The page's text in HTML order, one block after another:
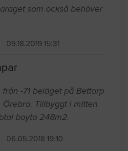
som också behöver
09.18.2019 15:31
-71 beläget på Bettorp
Tillbyggt i mitten
boyta 248m2.
06.05.2018 19:10